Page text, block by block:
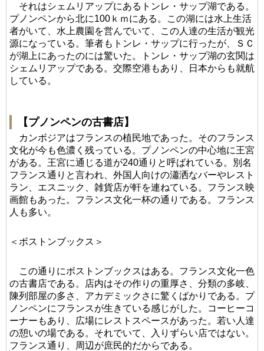
それはシェムリアップにあるトンレ・サップ湖である。
プノンペンから北に100ｋｍにある。この湖には水上生活
者がいて、水上農園を営んでいて、この人達の生活が観光
源になっている。筆者もトンレ・サップに行ったが、ＳＣ
が湖上にあったのには驚いた。トンレ・サップ湖の玄関は
シェムリアップである。交際空港もあり、日本からも就航
している。
【プノンペンの古書店】
カンボジアはフランスの植民地であった。そのフランス
文化が今も色濃く残っている。プノンペンの中心地に王宮
がある。王宮に通じる道が240通りと呼ばれている。別名
フランス通りと言われ、外国人向けの瀟洒なバーやレスト
ラン、エスニック、雑貨店が軒を連ねている。フランス映
画館もあった。フランス文化一杯の通りである。フランス
人も多い。
＜ボストンブックス＞
この通りにボストンブックスはある。フランス文化一色
の古書店である。店内はその作りの重厚さ、分類の多岐、
陳列部屋の多さ、アカデミックさに驚くばかりである。プ
ノンペンにフランスが生きている感じがした。コーヒーコ
ーナーもあり、広場にレストスペースがあった。若い人達
の憩いの場である。それでいて、入りずらい店ではない。
フランス通り、周辺が庶民的だからである。